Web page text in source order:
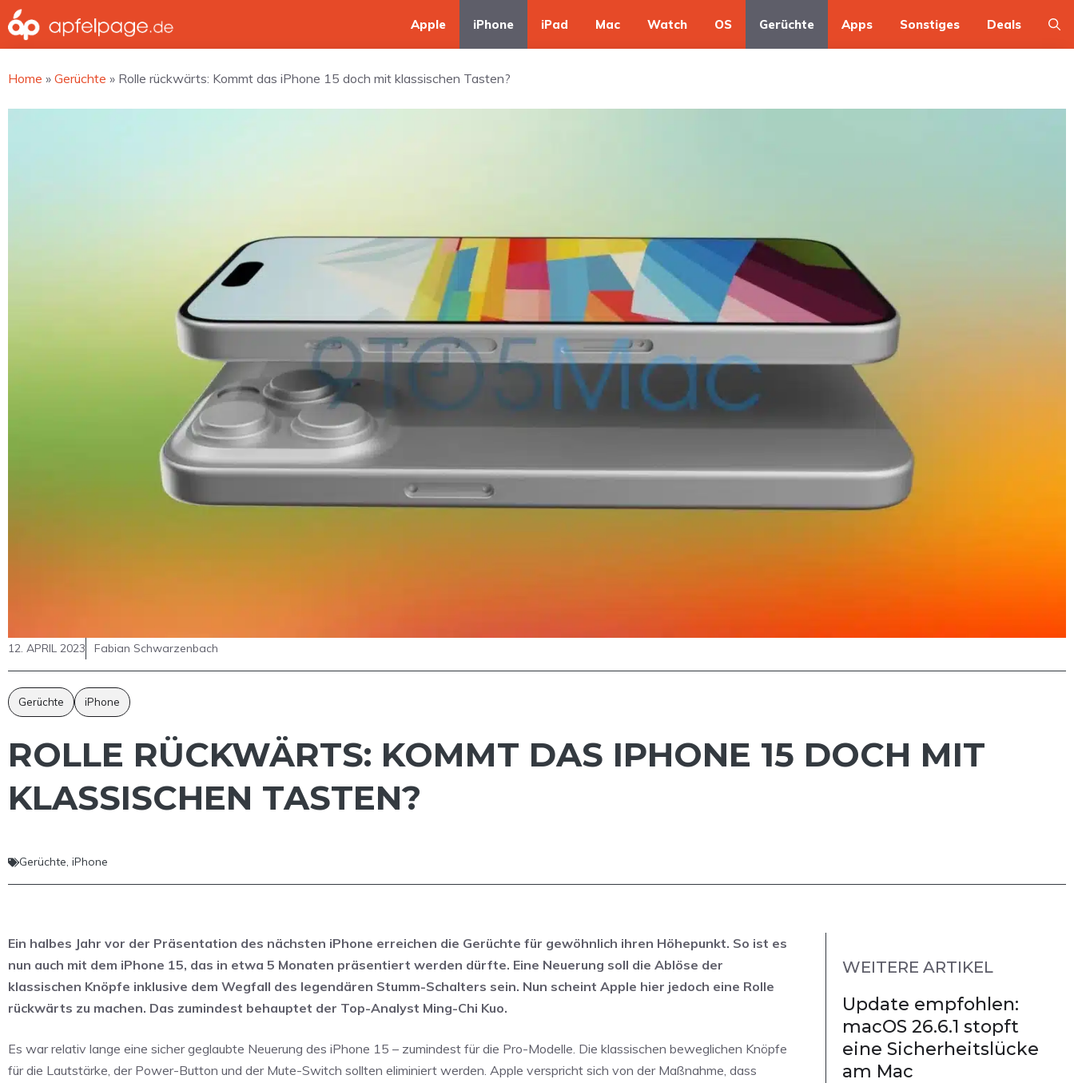
Zum
Inhalt
springen
Apple iPhone iPad Mac Watch OS Gerüchte Apps Sonstiges Deals
Home » Gerüchte » Rolle rückwärts: Kommt das iPhone 15 doch mit klassischen Tasten?
12. APRIL 2023 Fabian Schwarzenbach
Gerüchte iPhone
ROLLE RÜCKWÄRTS: KOMMT DAS IPHONE 15 DOCH MIT
KLASSISCHEN TASTEN?
Gerüchte, iPhone
Ein halbes Jahr vor der Präsentation des nächsten iPhone erreichen die Gerüchte für gewöhnlich ihren Höhepunkt. So ist es
nun auch mit dem iPhone 15, das in etwa 5 Monaten präsentiert werden dürfte. Eine Neuerung soll die Ablöse der
klassischen Knöpfe inklusive dem Wegfall des legendären Stumm-Schalters sein. Nun scheint Apple hier jedoch eine Rolle
rückwärts zu machen. Das zumindest behauptet der Top-Analyst Ming-Chi Kuo.
Es war relativ lange eine sicher geglaubte Neuerung des iPhone 15 – zumindest für die Pro-Modelle. Die klassischen beweglichen Knöpfe
für die Lautstärke, der Power-Button und der Mute-Switch sollten eliminiert werden. Apple verspricht sich von der Maßnahme, dass
WEITERE ARTIKEL
Update empfohlen:
macOS 26.6.1 stopft
eine Sicherheitslücke
am Mac